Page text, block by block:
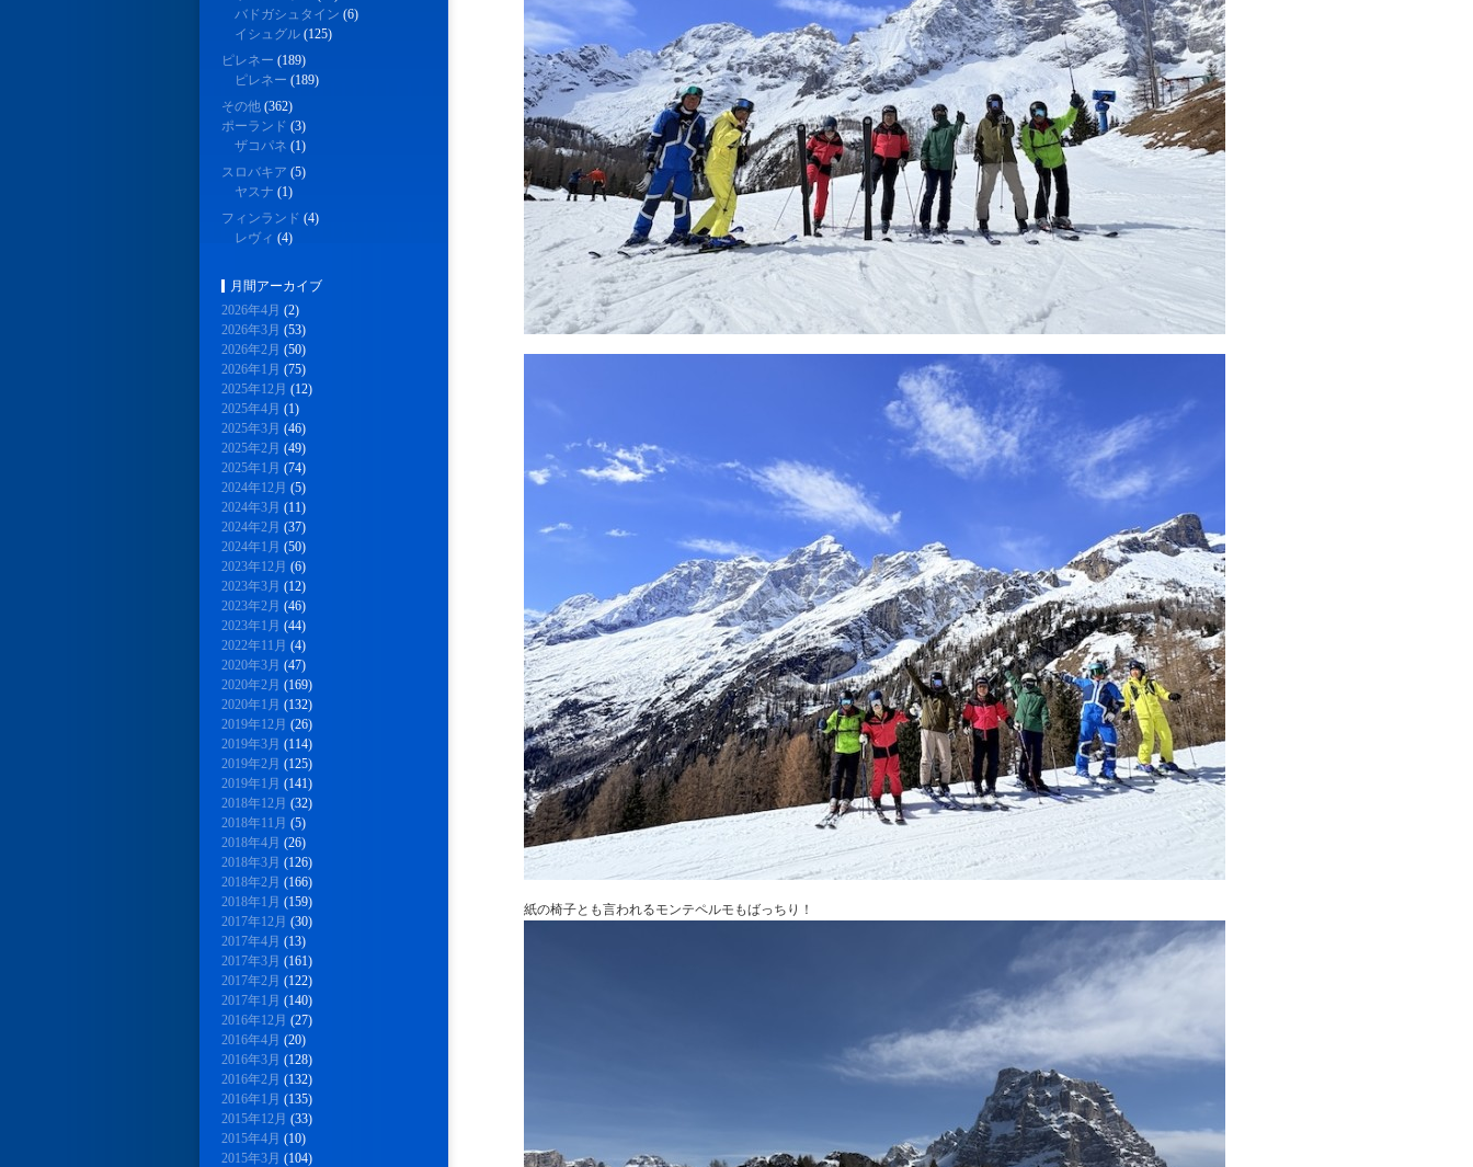
紙の椅子とも言われるモンテペルモもばっちり！
バドガシュタイン (6)
イシュグル (125)
ピレネー (189)
ピレネー (189)
その他 (362)
ポーランド (3)
ザコパネ (1)
スロバキア (5)
ヤスナ (1)
フィンランド (4)
レヴィ (4)
月間アーカイブ
2026年4月 (2)
2026年3月 (53)
2026年2月 (50)
2026年1月 (75)
2025年12月 (12)
2025年4月 (1)
2025年3月 (46)
2025年2月 (49)
2025年1月 (74)
2024年12月 (5)
2024年3月 (11)
2024年2月 (37)
2024年1月 (50)
2023年12月 (6)
2023年3月 (12)
2023年2月 (46)
2023年1月 (44)
2022年11月 (4)
2020年3月 (47)
2020年2月 (169)
2020年1月 (132)
2019年12月 (26)
2019年3月 (114)
2019年2月 (125)
2019年1月 (141)
2018年12月 (32)
2018年11月 (5)
2018年4月 (26)
2018年3月 (126)
2018年2月 (166)
2018年1月 (159)
2017年12月 (30)
2017年4月 (13)
2017年3月 (161)
2017年2月 (122)
2017年1月 (140)
2016年12月 (27)
2016年4月 (20)
2016年3月 (128)
2016年2月 (132)
2016年1月 (135)
2015年12月 (33)
2015年4月 (10)
2015年3月 (104)